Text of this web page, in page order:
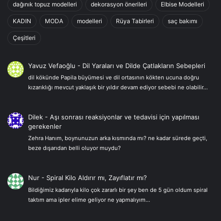
dağınık topuz modelleri dekorasyon önerileri Elbise Modelleri
KADIN MODA modelleri Rüya Tabirleri saç bakımı
Çeşitleri
Yavuz Vefaoğlu - Dil Yaraları ve Dilde Çatlakların Sebepleri
dil kökünde Papila büyümesi ve dil ortasının kökten ucuna doğru
kızarıklığı mevcut yaklaşık bir yıldır devam ediyor sebebi ne olabilir…
Dilek -Aşı sonrası reaksiyonlar ve tedavisi için yapılması
gerekenler
Zehra Hanım, boynunuzun arka kısmında mı? ne kadar sürede geçti,
beze dışarıdan belli oluyor muydu?
Nur - Spiral Kilo Aldırır mı, Zayıflatır mı?
Bildiğimiz kadarıyla kilo çok zararlı bir şey ben de 5 gün oldum spiral
taktım ama ipler elime geliyor ne yapmalıyım…